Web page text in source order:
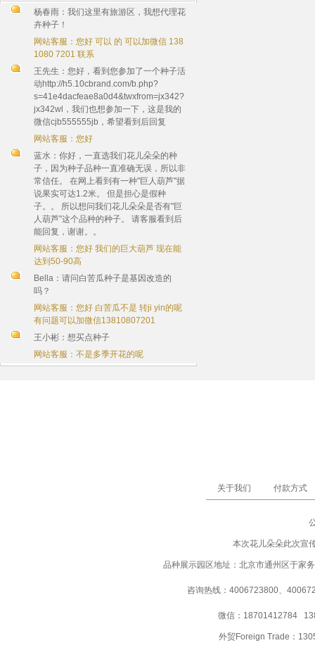
杨春雨：我们这里有旅游区，我想代理花
卉种子！
网站客服：您好 可以 的 可以加微信 138
1080 7201 联系
王先生：您好，看到您参加了一个种子活
动http://h5.10cbrand.com/b.php?
s=41e4dacfeae8a0d4&twxfrom=jx342?
jx342wl，我们也想参加一下，这是我的
微信cjb555555jb，希望看到后回复
网站客服：您好
蓝水：你好，一直选我们花儿朵朵的种
子，因为种子品种一直准确无误，所以非
常信任。 在网上看到有一种"巨人葫芦"据
说果实可达1.2米。 但是担心是假种
子。。 所以想问我们花儿朵朵是否有"巨
人葫芦"这个品种的种子。 请客服看到后
能回复，谢谢。。
网站客服：您好 我们的巨大葫芦 现在能
达到50-90高
Bella：请问白苦瓜种子是基因改造的
吗？
网站客服：您好 白苦瓜不是 转ji yin的呢
有问题可以加微信13810807201
王小彬：想买点种子
网站客服：不是多季开花的呢
关于我们 付款方式
本次花儿朵朵此次宣
品种展示园区地址：北京市通州区于家
咨询热线：4006723800、
微信：18701412784
外贸Foreign Trade：